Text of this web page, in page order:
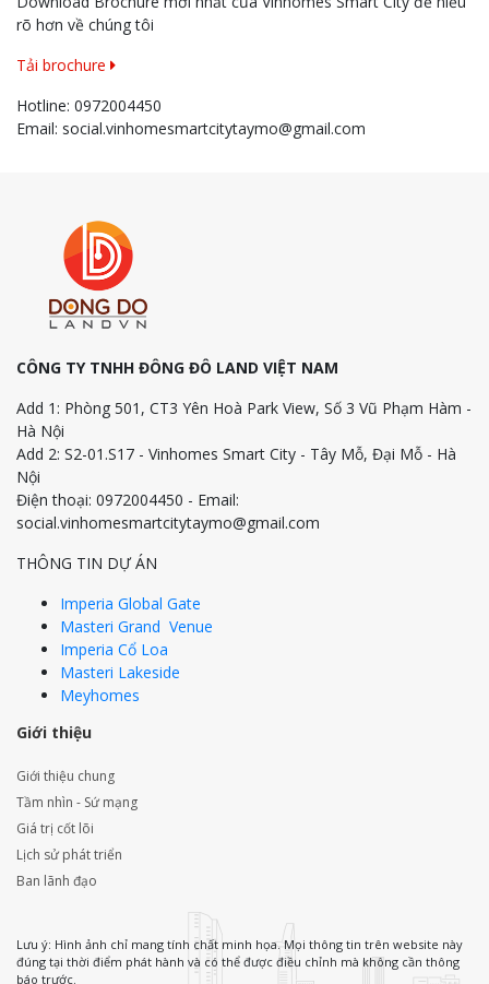
rõ hơn về chúng tôi
Tải brochure
Hotline: 0972004450
Email: social.vinhomesmartcitytaymo@gmail.com
CÔNG TY TNHH ĐÔNG ĐÔ LAND VIỆT NAM
Add 1: Phòng 501, CT3 Yên Hoà Park View, Số 3 Vũ Phạm Hàm -
Hà Nội
Add 2: S2-01.S17 - Vinhomes Smart City - Tây Mỗ, Đại Mỗ - Hà
Nội
Điện thoại: 0972004450 - Email:
social.vinhomesmartcitytaymo@gmail.com
THÔNG TIN DỰ ÁN
Imperia Global Gate
Masteri Grand Venue
Imperia Cổ Loa
Masteri Lakeside
Meyhomes
Giới thiệu
Giới thiệu chung
Tầm nhìn - Sứ mạng
Giá trị cốt lõi
Lịch sử phát triển
Ban lãnh đạo
Lưu ý: Hình ảnh chỉ mang tính chất minh họa. Mọi thông tin trên website này
đúng tại thời điểm phát hành và có thể được điều chỉnh mà không cần thông
báo trước.